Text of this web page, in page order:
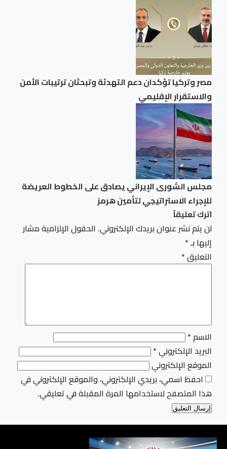
مصر وتركيا تؤكدان دعم التهدئة وتبحثان ترتيبات الأمن
والاستقرار الإقليمي
مجلس الشورى الإيراني يصادق على الخطوط العريضة
للإجراء الاستراتيجي لتأمين هرمز
اترك تعليقاً
لن يتم نشر عنوان بريدك الإلكتروني. الحقول الإلزامية مشار
إليها بـ*
التعليق*
الاسم*
البريد الإلكتروني*
الموقع الإلكتروني
احفظ اسمي، بريدي الإلكتروني، والموقع الإلكتروني في
هذا المتصفح لاستخدامها المرة المقبلة في تعليقي.